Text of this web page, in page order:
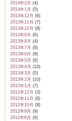
2014年2月 (4)
2014年1月 (5)
2013年12月 (6)
2013年11月 (7)
2013年10月 (8)
2013年9月 (6)
2013年8月 (4)
2013年7月 (8)
2013年6月 (8)
2013年5月 (6)
2013年4月 (10)
2013年3月 (5)
2013年2月 (10)
2013年1月 (7)
2012年12月 (3)
2012年11月 (6)
2012年10月 (8)
2012年9月 (9)
2012年8月 (6)